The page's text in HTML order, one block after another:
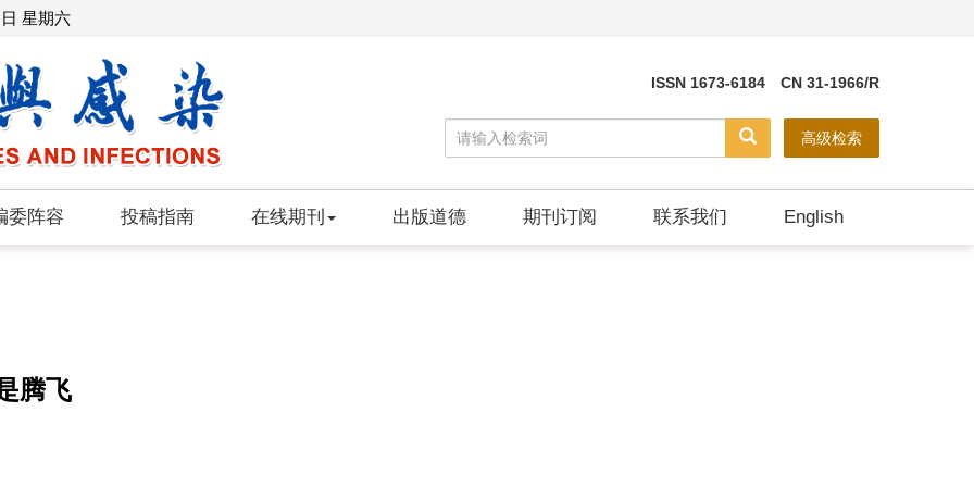
星期六
ISSN 1673-6184 CN 31-1966/R
高级检索
委阵容 投稿指南 在线期刊 出版道德 期刊订阅 联系我们 English
腾飞